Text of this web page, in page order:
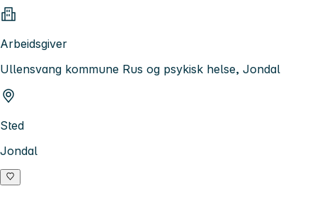
Arbeidsgiver
Ullensvang kommune Rus og psykisk helse, Jondal
Sted
Jondal